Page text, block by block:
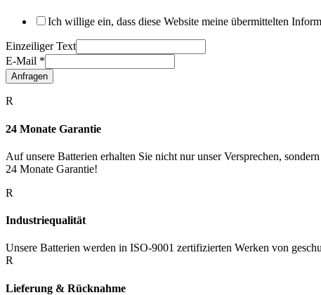
Ich willige ein, dass diese Website meine übermittelten
Einzeiliger Text
E-Mail *
Anfragen
R
24 Monate Garantie
Auf unsere Batterien erhalten Sie nicht nur unser Versprechen, sondern
24 Monate Garantie!
R
Industriequalität
Unsere Batterien werden in ISO-9001 zertifizierten Werken von
R
Lieferung & Rücknahme